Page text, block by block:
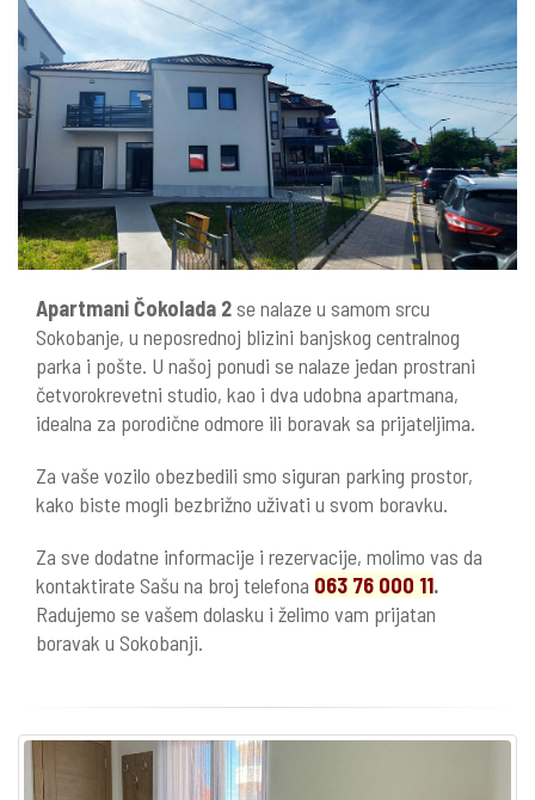
Apartmani Čokolada 2se nalaze u samom srcu
Sokobanje, u neposrednoj blizini banjskog centralnog
parka i pošte. U našoj ponudi se nalaze jedan prostrani
četvorokrevetni studio, kao i dva udobna apartmana,
idealna za porodične odmore ili boravak sa prijateljima.
Za vaše vozilo obezbedili smo siguran parking prostor,
kako biste mogli bezbrižno uživati u svom boravku.
Za sve dodatne informacije i rezervacije, molimo vas da
kontaktirate Sašu na broj telefona 063 76 000 11.
Radujemo se vašem dolasku i želimo vam prijatan
boravak u Sokobanji.